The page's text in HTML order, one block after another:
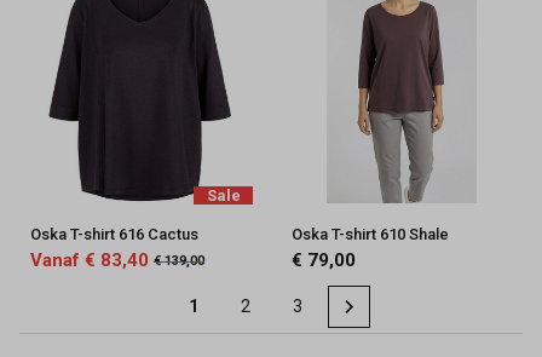
Sale
Oska T-shirt 616 Cactus
Vanaf € 83,40 € 139,00
Oska T-shirt 610 Shale
€ 79,00
1 2 3